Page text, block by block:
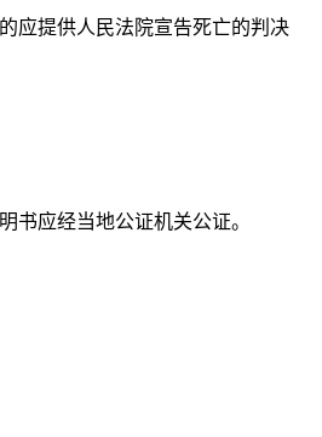
提供人民法院宣告死亡的判决
应经当地公证机关公证。